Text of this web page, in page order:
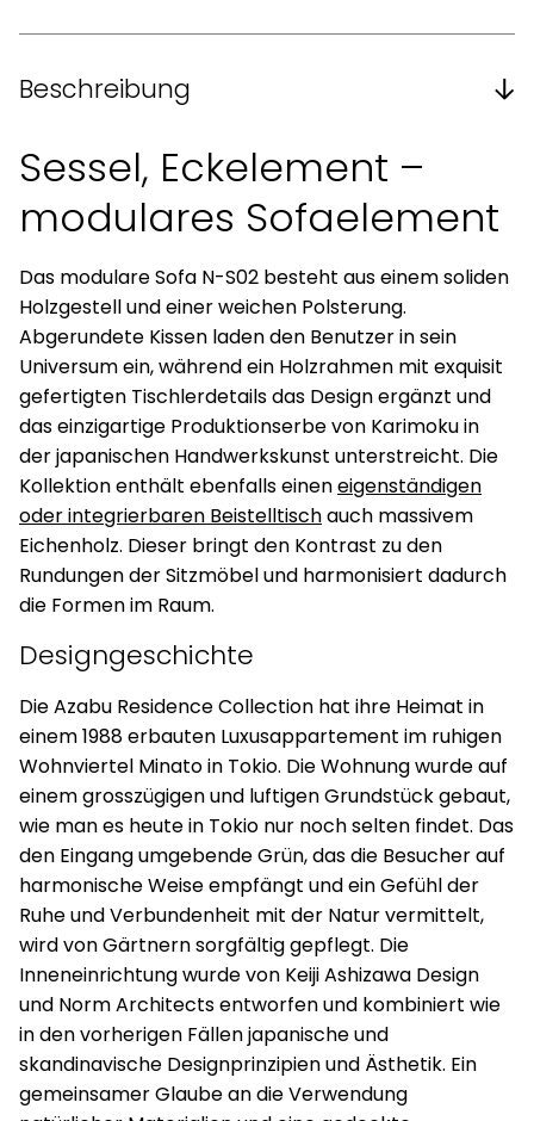
Beschreibung
Sessel, Eckelement –
modulares Sofaelement
Das modulare Sofa N-S02 besteht aus einem soliden
Holzgestell und einer weichen Polsterung.
Abgerundete Kissen laden den Benutzer in sein
Universum ein, während ein Holzrahmen mit exquisit
gefertigten Tischlerdetails das Design ergänzt und
das einzigartige Produktionserbe von Karimoku in
der japanischen Handwerkskunst unterstreicht. Die
Kollektion enthält ebenfalls eineneigenständigen
oder integrierbaren Beistelltischauch massivem
Eichenholz. Dieser bringt den Kontrast zu den
Rundungen der Sitzmöbel und harmonisiert dadurch
die Formen im Raum.
Designgeschichte
Die Azabu Residence Collection hat ihre Heimat in
einem 1988 erbauten Luxusappartement im ruhigen
Wohnviertel Minato in Tokio. Die Wohnung wurde auf
einem grosszügigen und luftigen Grundstück gebaut,
wie man es heute in Tokio nur noch selten findet. Das
den Eingang umgebende Grün, das die Besucher auf
harmonische Weise empfängt und ein Gefühl der
Ruhe und Verbundenheit mit der Natur vermittelt,
wird von Gärtnern sorgfältig gepflegt. Die
Inneneinrichtung wurde von Keiji Ashizawa Design
und Norm Architects entworfen und kombiniert wie
in den vorherigen Fällen japanische und
skandinavische Designprinzipien und Ästhetik. Ein
gemeinsamer Glaube an die Verwendung